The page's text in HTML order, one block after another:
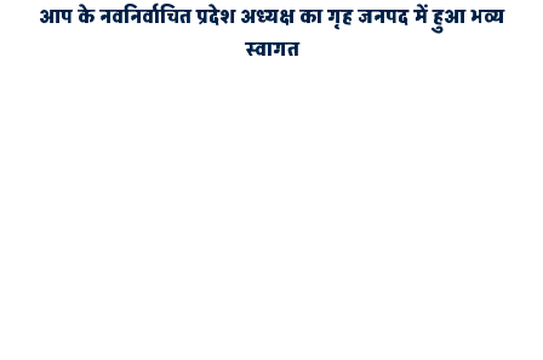
आप के नवनिर्वाचित प्रदेश अध्यक्ष का गृह जनपद में हुआ भव्य
स्वागत